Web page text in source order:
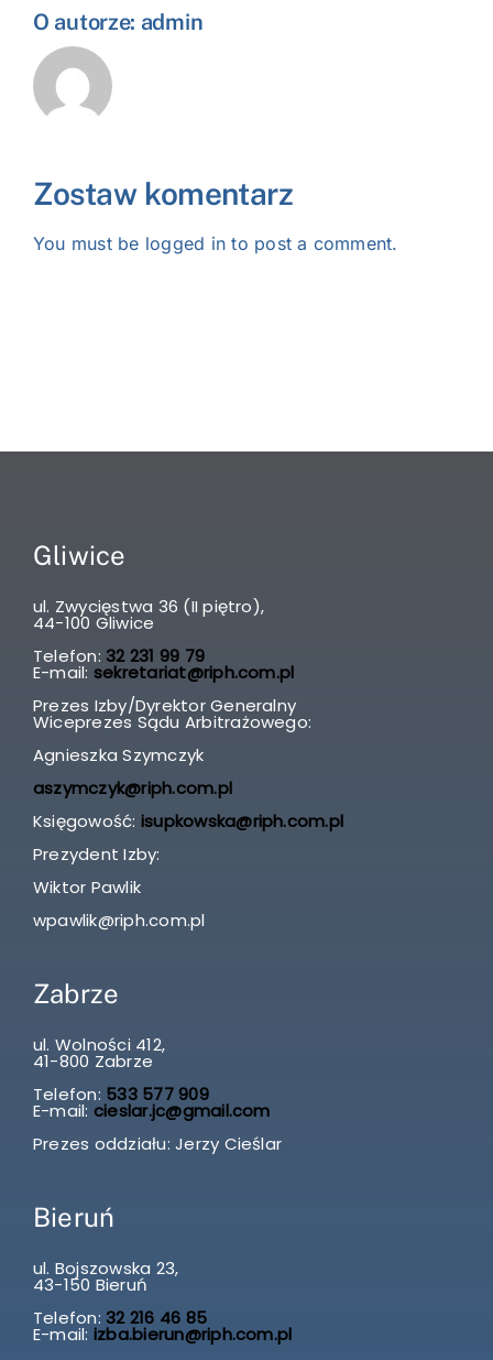
O autorze: admin
Zostaw komentarz
You must be logged in to post a comment.
Gliwice
ul. Zwycięstwa 36 (II piętro),
44-100 Gliwice
Telefon: 32 231 99 79
E-mail: sekretariat@riph.com.pl
Prezes Izby/Dyrektor Generalny
Wiceprezes Sądu Arbitrażowego:
Agnieszka Szymczyk
aszymczyk@riph.com.pl
Księgowość: isupkowska@riph.com.pl
Prezydent Izby:
Wiktor Pawlik
wpawlik@riph.com.pl
Zabrze
ul. Wolności 412,
41-800 Zabrze
Telefon: 533 577 909
E-mail: cieslar.jc@gmail.com
Prezes oddziału: Jerzy Cieślar
Bieruń
ul. Bojszowska 23,
43-150 Bieruń
Telefon: 32 216 46 85
E-mail: izba.bierun@riph.com.pl